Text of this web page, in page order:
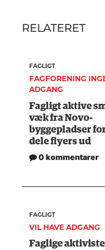
RELATERET
FAGLIGT
FAGFORENING
ADGANG
Fagligt aktive
væk fra Novo-
byggepladser
dele flyers ud
0 kommentarer
FAGLIGT
VIL HAVE ADGANG
Faglige